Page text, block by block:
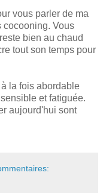
vous parler de ma
cocooning. Vous
bien au chaud
tout son temps pour
la fois abordable
et fatiguée.
aujourd'hui sont